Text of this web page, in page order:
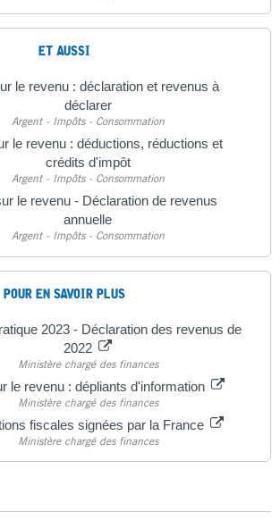
ET AUSSI
le revenu : déclaration et revenus à
déclarer
Argent - Impôts - Consommation
le revenu : déductions, réductions et
crédits d'impôt
Argent - Impôts - Consommation
le revenu - Déclaration de revenus
annuelle
Argent - Impôts - Consommation
POUR EN SAVOIR PLUS
2023 - Déclaration des revenus de
2022
Ministère chargé des finances
le revenu : dépliants d'information
Ministère chargé des finances
fiscales signées par la France
Ministère chargé des finances